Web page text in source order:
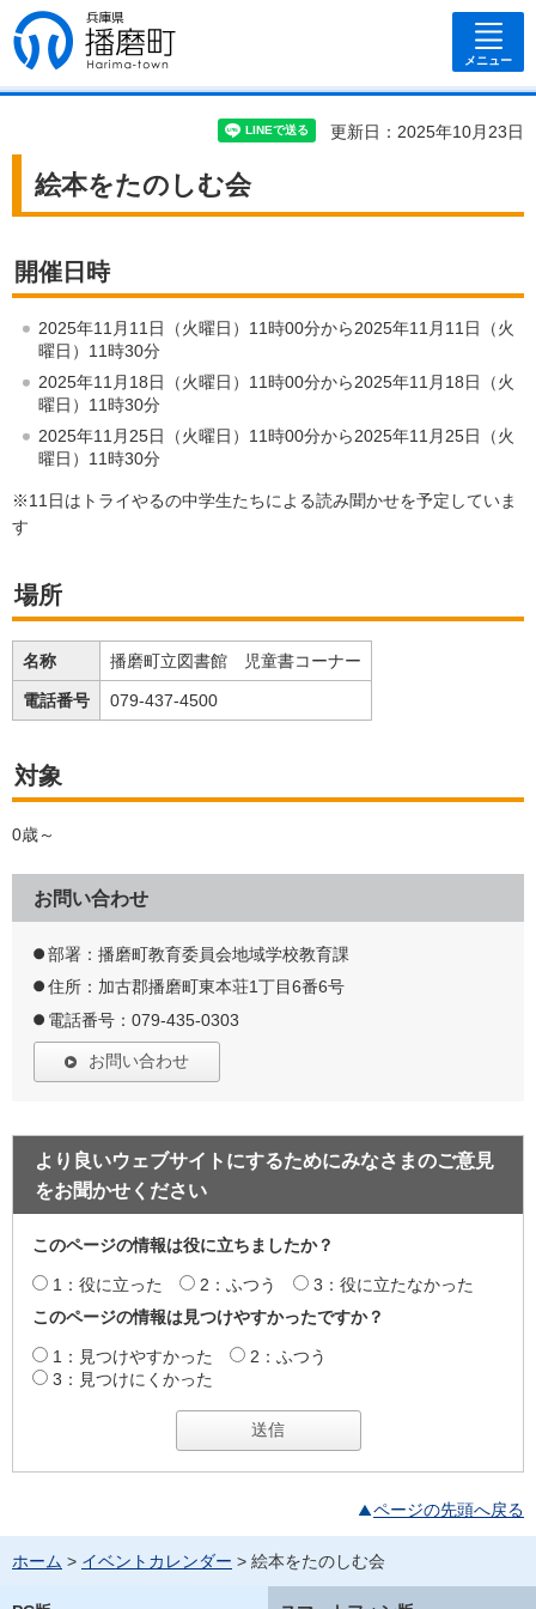
兵庫県 播磨
町
メニュー
更新日：2025年10月23日
絵本をたのしむ会
開催日時
2025年11月11日（火曜日）11時00分から2025年11月11日（火
曜日）11時30分
2025年11月18日（火曜日）11時00分から2025年11月18日（火
曜日）11時30分
2025年11月25日（火曜日）11時00分から2025年11月25日（火
曜日）11時30分
※11日はトライやるの中学生たちによる読み聞かせを予定していま
す
場所
名称 播磨町立図書館 児童書コーナー
電話番号 079-437-4500
対象
0歳～
お問い合わせ
部署：播磨町教育委員会地域学校教育課
住所：加古郡播磨町東本荘1丁目6番6号
電話番号：079-435-0303
お問い合わせ
より良いウェブサイトにするためにみなさまのご意見
をお聞かせください
このページの情報は役に立ちましたか？
1：役に立った 2：ふつう
3：役に立たなかった
このページの情報は見つけやすかったですか？
1：見つけやすかった
2：ふつう
3：見つけにくかった
ページの先頭へ戻る
ホーム > イベントカレンダー > 絵本をたのしむ会